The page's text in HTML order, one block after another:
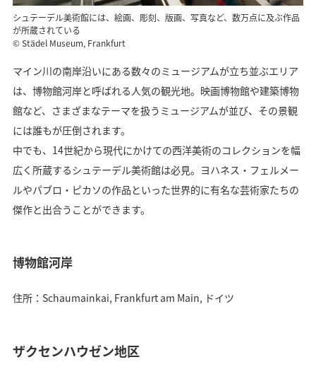
シュテーデル美術館には、絵画、彫刻、版画、写真など、数万点に及ぶ作品
が所蔵されている
© Städel Museum, Frankfurt
マイン川の南岸沿いにある数々のミュージアムが立ち並ぶエリア
は、博物館河岸と呼ばれる人気の観光地。映画博物館や建築博物
館など、さまざまなテーマを扱うミュージアムが並び、その景観
には誰もが圧倒されます。
中でも、14世紀から現代にかけての西洋美術のコレクションを幅
広く所蔵するシュテーデル美術館は必見。ヨハネス・フェルメー
ルやパブロ・ピカソの作品といった世界的に有名な芸術家たちの
傑作と出合うことができます。
博物館河岸
住所：Schaumainkai, Frankfurt am Main, ドイツ
ザクセンハウゼン地区